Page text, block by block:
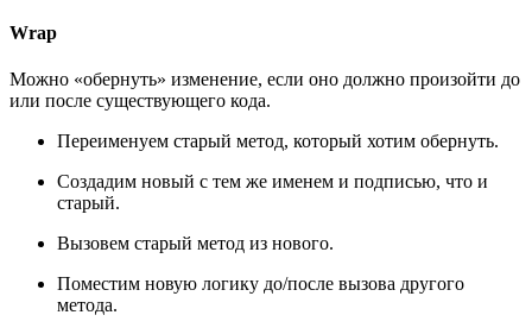
Wrap
Можно «обернуть» изменение, если оно должно произойти до
или после существующего кода.
Переименуем старый метод, который хотим обернуть.
Создадим новый с тем же именем и подписью, что и
старый.
Вызовем старый метод из нового.
Поместим новую логику до/после вызова другого
метода.